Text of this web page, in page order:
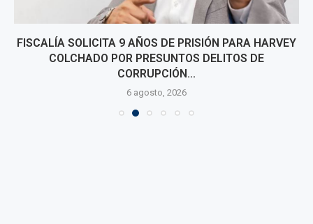
FISCALÍA SOLICITA 9 AÑOS DE PRISIÓN PARA HARVEY
COLCHADO POR PRESUNTOS DELITOS DE
CORRUPCIÓN...
6 agosto, 2026